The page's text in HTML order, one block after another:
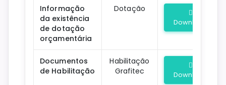
Informação
da existência
de dotação
orçamentária
Dotação
Download
Documentos
de Habilitação
Habilitação
Grafitec
Download